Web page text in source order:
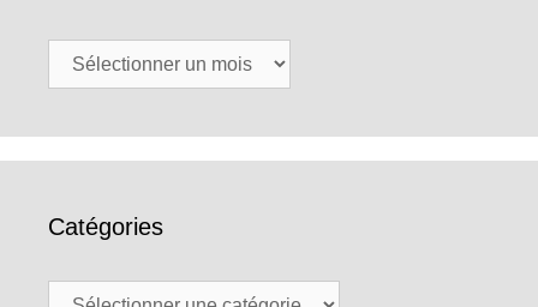
Archives
Catégories
Catégories